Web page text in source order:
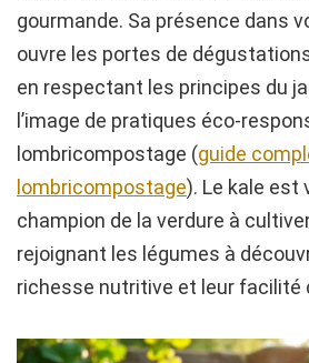
gourmande. Sa présence dans
ouvre les portes de
en respectant les principes du
l’image de pratiques éco-
lombricompostage (guide
lombricompostage). Le kale est
champion de la verdure à
rejoignant les légumes à
richesse nutritive et leur facilité